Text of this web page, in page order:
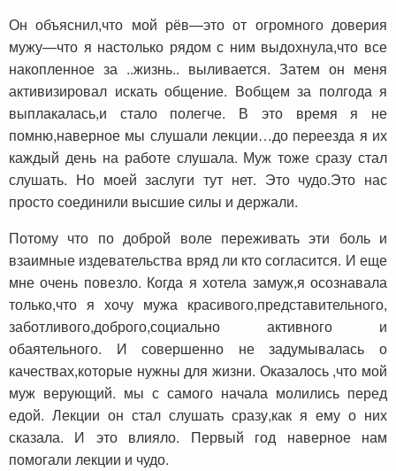
Он объяснил,что мой рёв—это от огромного доверия
мужу—что я настолько рядом с ним выдохнула,что все
накопленное за ..жизнь.. выливается. Затем он меня
активизировал искать общение. Вобщем за полгода я
выплакалась,и стало полегче. В это время я не
помню,наверное мы слушали лекции…до переезда я их
каждый день на работе слушала. Муж тоже сразу стал
слушать. Но моей заслуги тут нет. Это чудо.Это нас
просто соединили высшие силы и держали.
Потому что по доброй воле переживать эти боль и
взаимные издевательства вряд ли кто согласится. И еще
мне очень повезло. Когда я хотела замуж,я осознавала
только,что я хочу мужа красивого,представительного,
заботливого,доброго,социально активного и
обаятельного. И совершенно не задумывалась о
качествах,которые нужны для жизни. Оказалось ,что мой
муж верующий. мы с самого начала молились перед
едой. Лекции он стал слушать сразу,как я ему о них
сказала. И это влияло. Первый год наверное нам
помогали лекции и чудо.